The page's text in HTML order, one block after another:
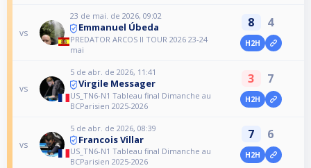
vs
23 de mai. de 2026, 09:02
Emmanuel Úbeda
PREDATOR ARCOS II TOUR 2026 23-24
mai
8 4
H2H
vs
5 de abr. de 2026, 11:41
Virgile Messager
US_TN6-N1 Tableau final Dimanche au
BCParisien 2025-2026
3 7
H2H
vs
5 de abr. de 2026, 08:39
Francois Villar
US_TN6-N1 Tableau final Dimanche au
BCParisien 2025-2026
7 6
H2H